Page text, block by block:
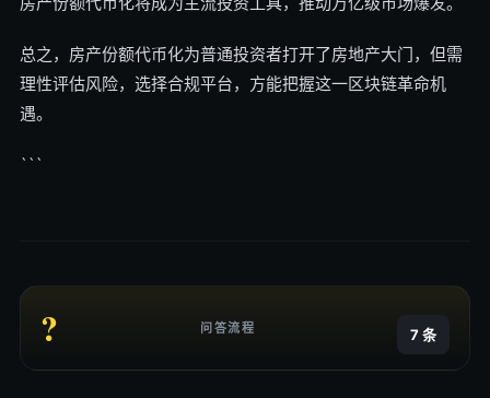
总之，房产份额代币化为普通投资者打开了房地产大门，但需
理性评估风险，选择合规平台，方能把握这一区块链革命机
遇。
```
? 问答流程 7 条